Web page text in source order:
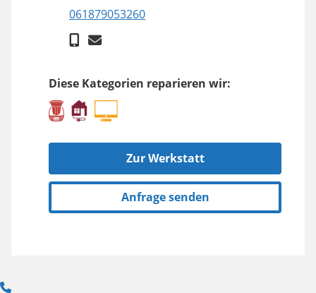
061879053260
Diese Kategorien reparieren wir:
Zur Werkstatt
Anfrage senden